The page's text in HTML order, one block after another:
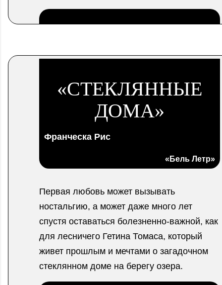
.
«СТЕКЛЯННЫЕ
ДОМА»
Франческа Рис
«Бель Летр»
Первая любовь может вызывать
ностальгию, а может даже много лет
спустя оставаться болезненно-важной, как
для лесничего Гетина Томаса, который
живет прошлым и мечтами о загадочном
стеклянном доме на берегу озера.